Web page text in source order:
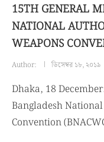
15TH GENERAL
NATIONAL
WEAPONS
Author: ডিসেম্বর ১৮, ২০১৯
Dhaka, 18
Bangladesh
Convention